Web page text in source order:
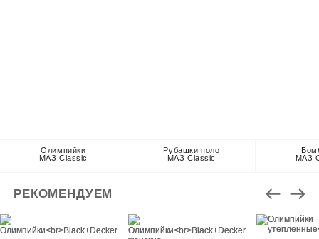
Олимпийки
МАЗ Classic
Рубашки поло
МАЗ Classic
МАЗ
РЕКОМЕНДУЕМ